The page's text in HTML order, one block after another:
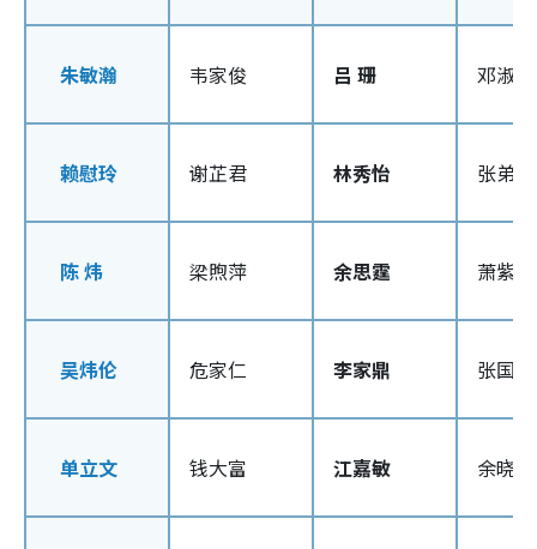
朱敏瀚 韦家俊 吕 珊 邓淑芬
赖慰玲 谢芷君 林秀怡 张弟弟
陈 炜 梁煦萍 余思霆 萧紫遥
吴炜伦 危家仁 李家鼎 张国邦
单立文 钱大富 江嘉敏 余晓善